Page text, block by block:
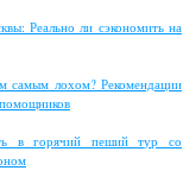
Реально ли сэкономить на
самым лохом? Рекомендации
в горячий пеший тур со